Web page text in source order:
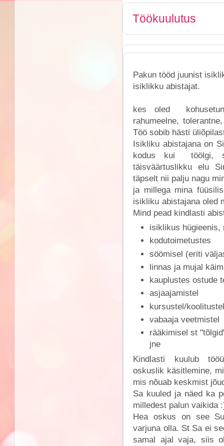
Töökuulutus
Pakun tööd juunist
isiklikku abistajat.
kes oled
rahumeelne,
Töö sobib hästi
Isikliku abistajana on
kodus kui töölgi,
täisväärtuslikku elu
täpselt nii palju nagu
ja millega mina
isikliku abistajana oled
Mind pead kindlasti
isiklikus hügieenis,
kodutoimetustes
söömisel (eriti
linnas ja mujal
kauplustes ostude
asjaajamistel
kursustel/
vabaaja veetmistel
rääkimisel st
jne
Kindlasti kuulub
oskuslik käsitlemine,
mis nõuab keskmist
Sa kuuled ja näed ka
milledest palun vaikida
Hea oskus on see
varjuna olla. St Sa ei
samal ajal vaja, siis